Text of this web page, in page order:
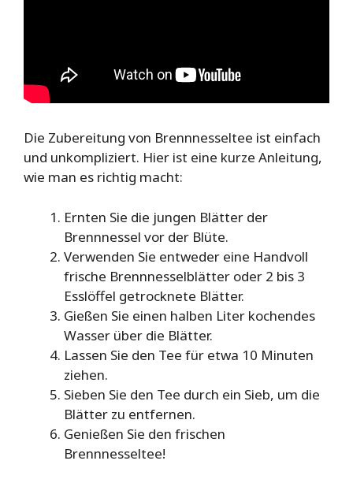
Die Zubereitung von Brennnesseltee ist einfach
und unkompliziert. Hier ist eine kurze Anleitung,
wie man es richtig macht:
Ernten Sie die jungen Blätter der
Brennnessel vor der Blüte.
Verwenden Sie entweder eine Handvoll
frische Brennnesselblätter oder 2 bis 3
Esslöffel getrocknete Blätter.
Gießen Sie einen halben Liter kochendes
Wasser über die Blätter.
Lassen Sie den Tee für etwa 10 Minuten
ziehen.
Sieben Sie den Tee durch ein Sieb, um die
Blätter zu entfernen.
Genießen Sie den frischen
Brennnesseltee!